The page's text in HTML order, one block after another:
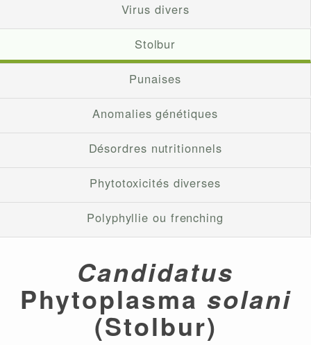
Virus divers
Stolbur
Punaises
Anomalies génétiques
Désordres nutritionnels
Phytotoxicités diverses
Polyphyllie ou frenching
Candidatus
Phytoplasma solani
(Stolbur)